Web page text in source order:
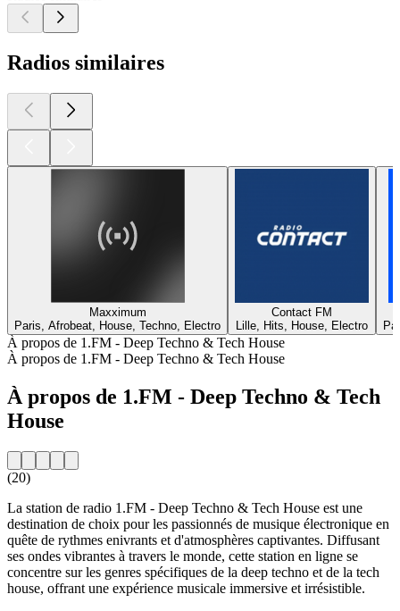
Radios similaires
Maxximum
Paris, Afrobeat, House, Techno, Electro
Contact FM
Lille, Hits, House, Electro
À propos de 1.FM - Deep Techno & Tech House
À propos de 1.FM - Deep Techno & Tech House
À propos de 1.FM - Deep Techno & Tech
House
(20)
La station de radio 1.FM - Deep Techno & Tech House est une
destination de choix pour les passionnés de musique électronique en
quête de rythmes enivrants et d'atmosphères captivantes. Diffusant
ses ondes vibrantes à travers le monde, cette station en ligne se
concentre sur les genres spécifiques de la deep techno et de la tech
house, offrant une expérience musicale immersive et irrésistible.